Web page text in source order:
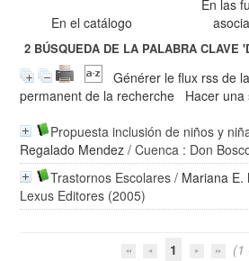
En el catálogo
En las
2 BÚSQUEDA DE LA PALABRA CLAVE
Générer le flux rss de
permanent de la recherche
Hacer
Propuesta inclusión de niños y
Regalado Mendez / Cuenca : Don
Trastornos Escolares / Mariana E.
Lexus Editores (2005)
1 (1